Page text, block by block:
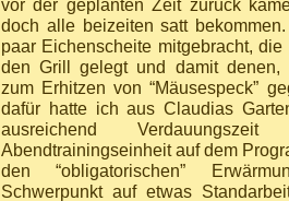
vor der geplanten Zeit zurück
doch alle beizeiten satt
paar Eichenscheite mitgebracht,
den Grill gelegt und damit denen,
zum Erhitzen von “Mäusespeck”
dafür hatte ich aus Claudias
ausreichend
Abendtrainingseinheit auf dem
den “obligatorischen”
Schwerpunkt auf etwas